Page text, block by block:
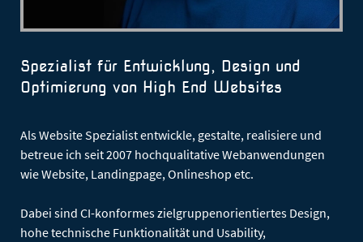
Spezialist für Entwicklung, Design und
Optimierung von High End Websites
Als Website Spezialist entwickle, gestalte, realisiere und
betreue ich seit 2007 hochqualitative Webanwendungen
wie Website, Landingpage, Onlineshop etc.
Dabei sind CI-konformes zielgruppenorientiertes Design,
hohe technische Funktionalität und Usability,